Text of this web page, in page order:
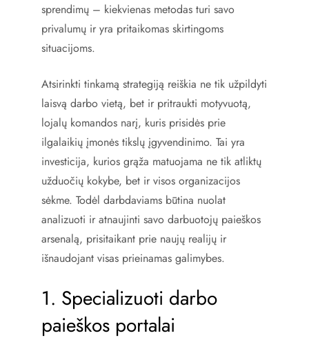
sprendimų – kiekvienas metodas turi savo
privalumų ir yra pritaikomas skirtingoms
situacijoms.
Atsirinkti tinkamą strategiją reiškia ne tik užpildyti
laisvą darbo vietą, bet ir pritraukti motyvuotą,
lojalų komandos narį, kuris prisidės prie
ilgalaikių įmonės tikslų įgyvendinimo. Tai yra
investicija, kurios grąža matuojama ne tik atliktų
užduočių kokybe, bet ir visos organizacijos
sėkme. Todėl darbdaviams būtina nuolat
analizuoti ir atnaujinti savo darbuotojų paieškos
arsenalą, prisitaikant prie naujų realijų ir
išnaudojant visas prieinamas galimybes.
1. Specializuoti darbo
paieškos portalai